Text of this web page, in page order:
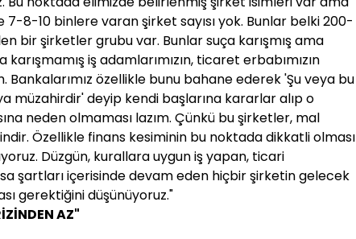
7-8-10 binlere varan şirket sayısı yok. Bunlar belki 200-
bir şirketler grubu var. Bunlar suça karışmış ama
karışmamış iş adamlarımızın, ticaret erbabımızın
Bankalarımız özellikle bunu bahane ederek 'Şu veya bu
müzahirdir' deyip kendi başlarına kararlar alıp o
neden olmaması lazım. Çünkü bu şirketler, mal
Özellikle finans kesiminin bu noktada dikkatli olması
Düzgün, kurallara uygun iş yapan, ticari
şartları içerisinde devam eden hiçbir şirketin gelecek
gerektiğini düşünüyoruz."
AZ"